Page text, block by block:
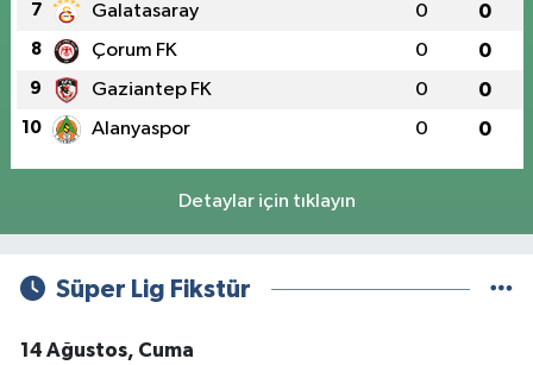
7 Galatasaray 0 0
8 Çorum FK 0 0
9 Gaziantep FK 0 0
10 Alanyaspor 0 0
Detaylar için tıklayın
Süper Lig Fikstür
14 Ağustos, Cuma